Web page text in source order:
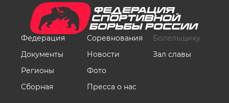
Федерация
Документы
Регионы
Сборная
Соревнования
Новости
Фото
Пресса о нас
Болельщику
Зал славы